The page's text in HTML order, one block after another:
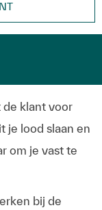
mail
de klant voor
je lood slaan en
om je vast te
bij de